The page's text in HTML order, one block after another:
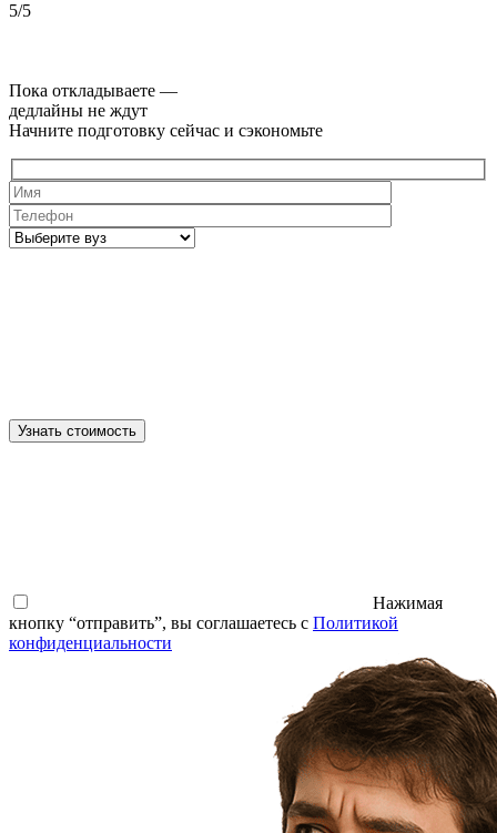
5/5
Пока откладываете —
дедлайны не ждут
Начните подготовку сейчас и сэкономьте
Узнать стоимость
Нажимая
кнопку “отправить”, вы соглашаетесь с Политикой
конфиденциальности